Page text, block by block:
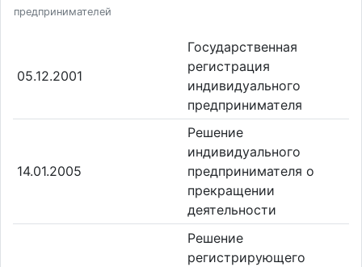
предпринимателей
05.12.2001
Государственная
регистрация
индивидуального
предпринимателя
14.01.2005
Решение
индивидуального
предпринимателя о
прекращении
деятельности
Решение
регистрирующего